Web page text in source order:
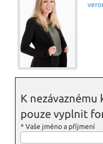
K
pouze vyplnit
* Vaše jméno a příjmení